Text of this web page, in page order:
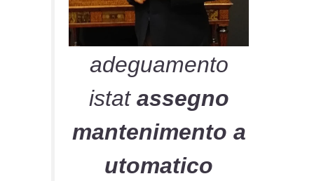
adeguamento
istat assegno
mantenimento a
utomatico